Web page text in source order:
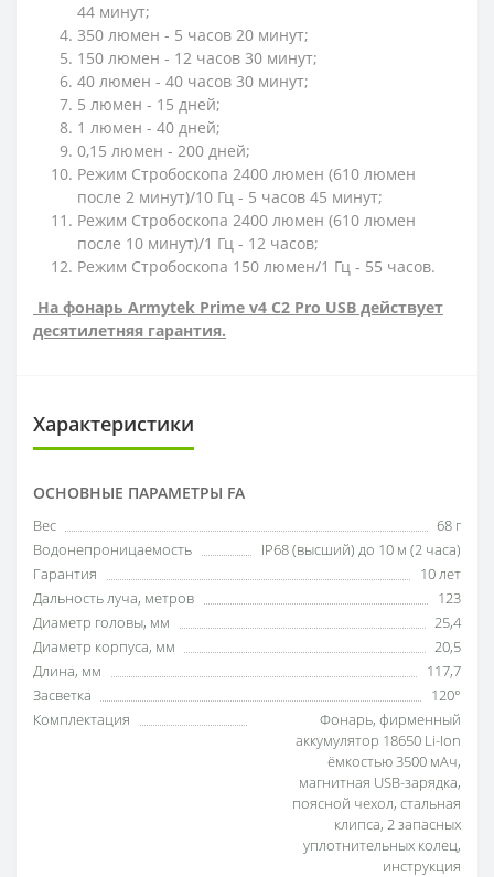
44 минут;
350 люмен - 5 часов 20 минут;
150 люмен - 12 часов 30 минут;
40 люмен - 40 часов 30 минут;
5 люмен - 15 дней;
1 люмен - 40 дней;
0,15 люмен - 200 дней;
Режим Стробоскопа 2400 люмен (610 люмен
после 2 минут)/10 Гц - 5 часов 45 минут;
Режим Стробоскопа 2400 люмен (610 люмен
после 10 минут)/1 Гц - 12 часов;
Режим Стробоскопа 150 люмен/1 Гц - 55 часов.
На фонарь Armytek Prime v4 C2 Pro USB действует
десятилетняя гарантия.
Характеристики
ОСНОВНЫЕ ПАРАМЕТРЫ FA
Вес
68 г
Водонепроницаемость
IP68 (высший) до 10 м (2 часа)
Гарантия
10 лет
Дальность луча, метров
123
Диаметр головы, мм
25,4
Диаметр корпуса, мм
20,5
Длина, мм
117,7
Засветка
120°
Комплектация
Фонарь, фирменный
аккумулятор 18650 Li-Ion
ёмкостью 3500 мАч,
магнитная USB-зарядка,
поясной чехол, стальная
клипса, 2 запасных
уплотнительных колец,
инструкция